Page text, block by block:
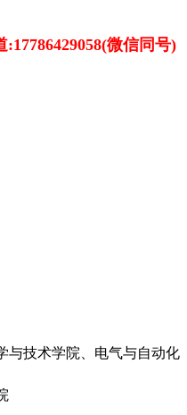
微信同号)
与技术学院、电气与自动化